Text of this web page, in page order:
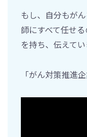
もし、自分もが
師にすべて任せ
を持ち、伝えてい
「がん対策推進